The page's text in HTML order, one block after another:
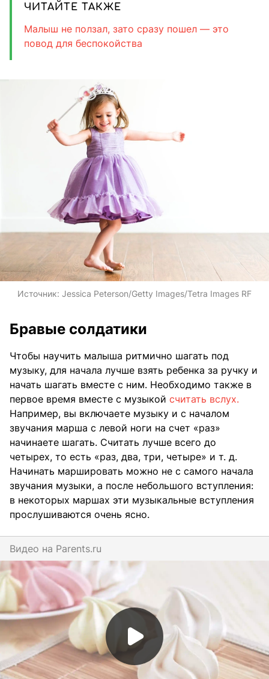
ЧИТАЙТЕ ТАКЖЕ
Малыш не ползал, зато сразу пошел — это
повод для беспокойства
Источник: Jessica Peterson/Getty Images/Tetra Images RF
Бравые солдатики
Чтобы научить малыша ритмично шагать под
музыку, для начала лучше взять ребенка за ручку и
начать шагать вместе с ним. Необходимо также в
первое время вместе с музыкой считать вслух.
Например, вы включаете музыку и с началом
звучания марша с левой ноги на счет «раз»
начинаете шагать. Считать лучше всего до
четырех, то есть «раз, два, три, четыре» и т. д.
Начинать маршировать можно не с самого начала
звучания музыки, а после небольшого вступления:
в некоторых маршах эти музыкальные вступления
прослушиваются очень ясно.
Видео на parents.ru